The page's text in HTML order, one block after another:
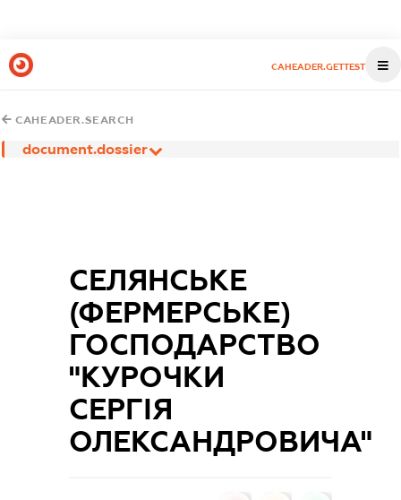
CAHEADER.GETTEST
CAHEADER.SEARCH
document.dossier
СЕЛЯНСЬКЕ
(ФЕРМЕРСЬКЕ)
ГОСПОДАРСТВО
"КУРОЧКИ
СЕРГІЯ
ОЛЕКСАНДРОВИЧА"